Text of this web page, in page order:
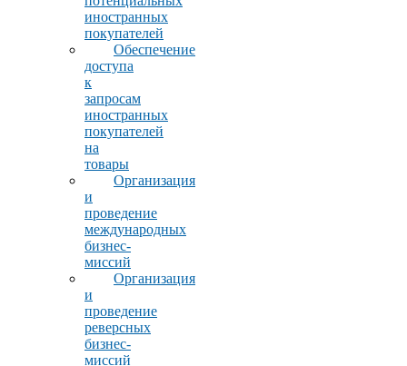
иностранных
покупателей
Обеспечение
доступа
к
запросам
иностранных
покупателей
на
товары
Организация
и
проведение
международных
бизнес-
миссий
Организация
и
проведение
реверсных
бизнес-
миссий